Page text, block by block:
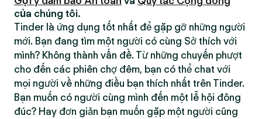
của chúng tôi.
Tinder là ứng dụng tốt nhất để gặp gỡ những người
mới. Bạn đang tìm một người có cùng Sở thích với
mình? Không thành vấn đề. Từ những chuyến phượt
cho đến các phiên chợ đêm, bạn có thể chat với
mọi người về những điều bạn thích nhất trên Tinder.
Bạn muốn có người cùng mình đến một lễ hội đông
đúc? Hay đơn giản bạn muốn gặp một người cũng